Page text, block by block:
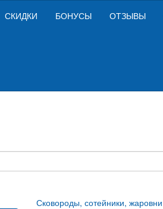
СКИДКИ БОНУСЫ ОТЗЫВЫ
Сковороды, сотейники, жаровни